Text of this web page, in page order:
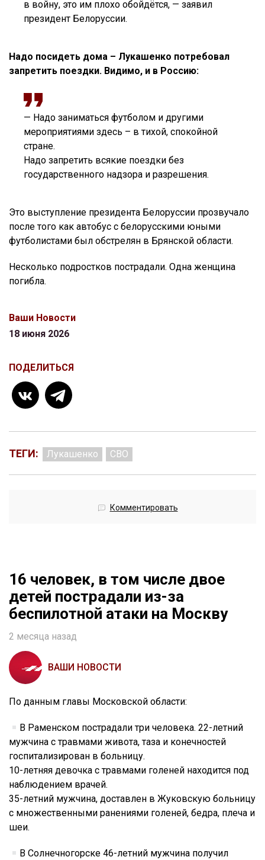
в войну, это им плохо обойдётся, — заявил
президент Белоруссии.
Надо посидеть дома – Лукашенко потребовал
запретить поездки. Видимо, и в Россию:
— Надо заниматься футболом и другими
мероприятиями здесь – в тихой, спокойной
стране.
Надо запретить всякие поездки без
государственного надзора и разрешения.
Это выступление президента Белоруссии прозвучало
после того как автобус с белорусскими юными
футболистами был обстрелян в Брянской области.
Несколько подростков пострадали. Одна женщина
погибла.
Ваши Новости
18 июня 2026
ПОДЕЛИТЬСЯ
ТЕГИ: Лукашенко СВО
Комментировать
16 человек, в том числе двое
детей пострадали из-за
беспилотной атаки на Москву
2 месяца назад
ВАШИ НОВОСТИ
По данным главы Московской области:
В Раменском пострадали три человека. 22-летний
мужчина с травмами живота, таза и конечностей
госпитализирован в больницу.
10-летняя девочка с травмами голеней находится под
наблюдением врачей.
35-летний мужчина, доставлен в Жуковскую больницу
с множественными ранениями голеней, бедра, плеча и
шеи.
В Солнечногорске 46-летний мужчина получил